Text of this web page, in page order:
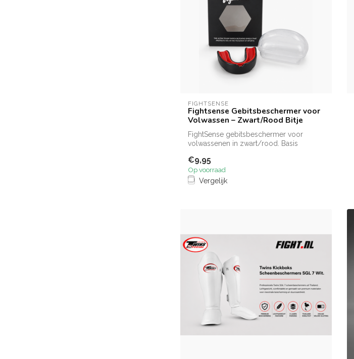
FIGHTSENSE
Fightsense Gebitsbeschermer voor
Volwassen – Zwart/Rood Bitje
FightSense gebitsbeschermer voor
volwassenen in zwart/rood. Basis
€9,95
Op voorraad
Vergelijk